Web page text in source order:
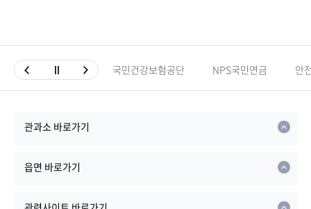
국민건강보험공단 NPS국민연금 안
관과소 바로가기
읍면 바로가기